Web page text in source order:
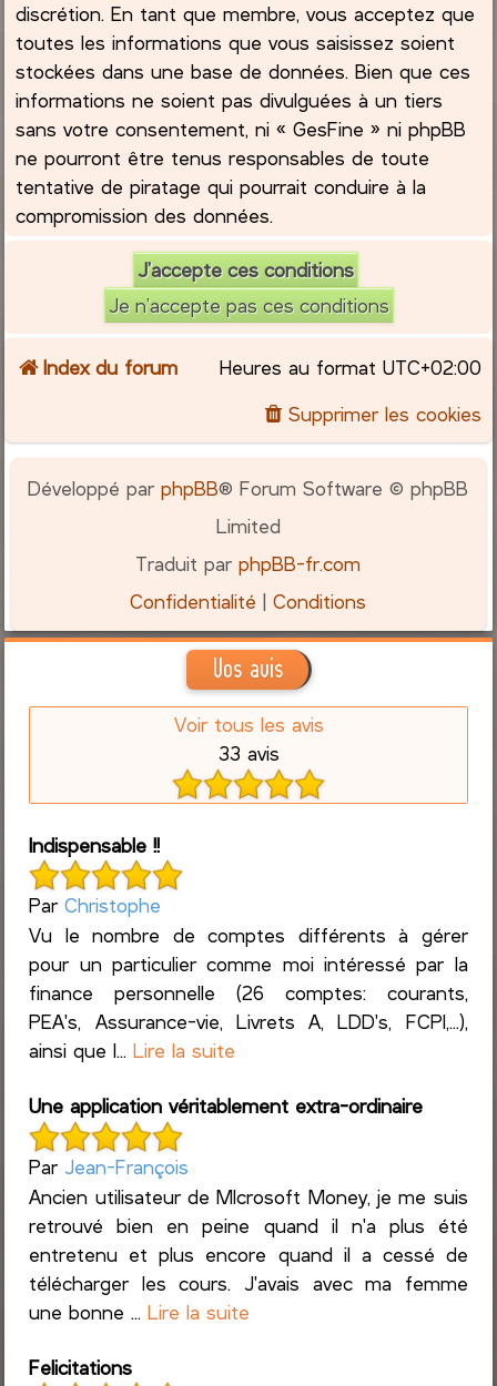
discrétion. En tant que membre, vous acceptez que
toutes les informations que vous saisissez soient
stockées dans une base de données. Bien que ces
informations ne soient pas divulguées à un tiers
sans votre consentement, ni « GesFine » ni phpBB
ne pourront être tenus responsables de toute
tentative de piratage qui pourrait conduire à la
compromission des données.
Index du forum Heures au format UTC+02:00
Supprimer les cookies
Développé parphpBB® Forum Software © phpBB
Limited
Traduit parphpBB-fr.com
Confidentialité |Conditions
Vos avis
Voir tous les avis
33 avis
Indispensable !!
ParChristophe
Vu le nombre de comptes différents à gérer
pour un particulier comme moi intéressé par la
finance personnelle (26 comptes: courants,
PEA's, Assurance-vie, Livrets A, LDD's, FCPI,...),
ainsi que l...Lire la suite
Une application véritablement extra-ordinaire
Par Jean-François
Ancien utilisateur de MIcrosoft Money, je me suis
retrouvé bien en peine quand il n'a plus été
entretenu et plus encore quand il a cessé de
télécharger les cours. J'avais avec ma femme
une bonne ...Lire la suite
Felicitations